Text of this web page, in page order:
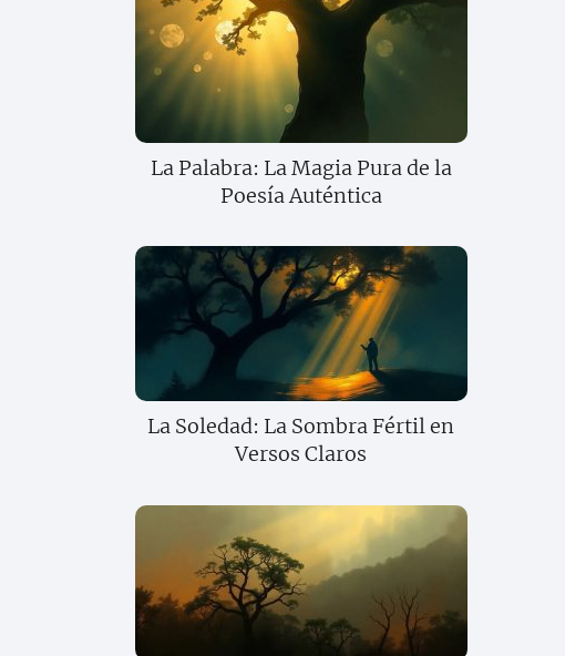
La Palabra: La Magia Pura de la
Poesía Auténtica
La Soledad: La Sombra Fértil en
Versos Claros